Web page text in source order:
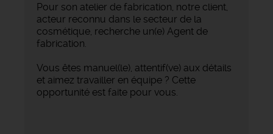
Pour son atelier de fabrication, notre client,
acteur reconnu dans le secteur de la
cosmétique, recherche un(e) Agent de
fabrication.
Vous êtes manuel(le), attentif(ve) aux détails
et aimez travailler en équipe ? Cette
opportunité est faite pour vous.